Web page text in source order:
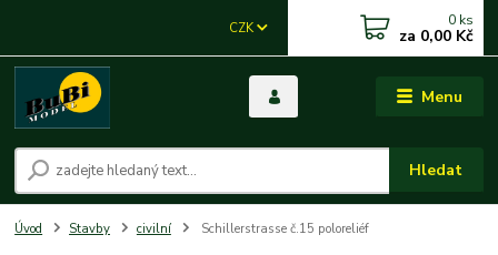
Menu
CZK
Hledat
0 ks
za 0,00 Kč
Úvod Stavby civilní Schillerstrasse č.15 poloreliéf